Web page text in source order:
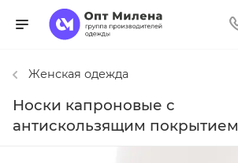
Женская одежда
Носки капроновые с
антискользящим покрытием